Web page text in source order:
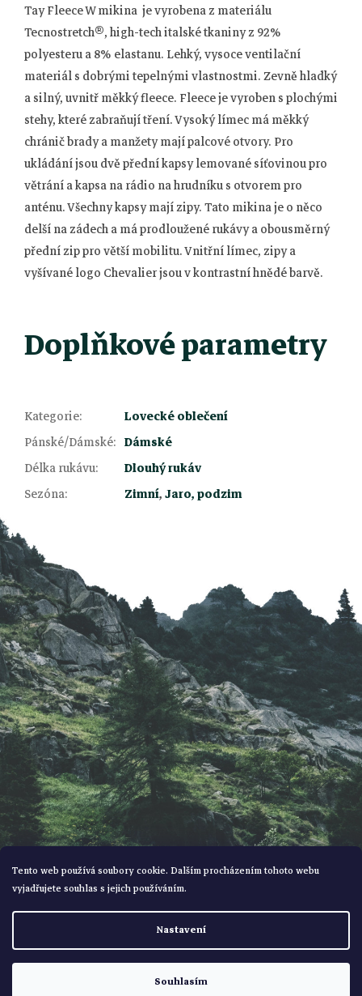
Tento web používá soubory cookie. Dalším procházením tohoto webu
vyjadřujete souhlas s jejich používáním.
Nastavení
Souhlasím
Tay Fleece W mikina je vyrobena z materiálu
Tecnostretch®, high-tech italské tkaniny z 92%
polyesteru a 8% elastanu. Lehký, vysoce ventilační
materiál s dobrými tepelnými vlastnostmi. Zevně hladký
a silný, uvnitř měkký fleece. Fleece je vyroben s plochými
stehy, které zabraňují tření. Vysoký límec má měkký
chránič brady a manžety mají palcové otvory. Pro
ukládání jsou dvě přední kapsy lemované síťovinou pro
větrání a kapsa na rádio na hrudníku s otvorem pro
anténu. Všechny kapsy mají zipy. Tato mikina je o něco
delší na zádech a má prodloužené rukávy a obousměrný
přední zip pro větší mobilitu. Vnitřní límec, zipy a
vyšívané logo Chevalier jsou v kontrastní hnědé barvě.
Doplňkové parametry
Kategorie:
Lovecké oblečení
Pánské/Dámské: Dámské
Délka rukávu:
Dlouhý rukáv
Sezóna: Zimní,Jaro, podzim
á
p
a
t
í
Vytvořil Shoptet
Bohemialov. Všechna práva vyhrazena.